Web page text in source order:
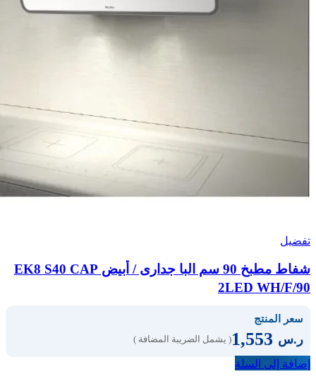
تفضيل
شفاط مطبخ 90 سم البا جدارى / أبيض EK8 S40 CAP
2LED WH/F/90
سعر المنتج
ر.س ( يشمل الضريبة المضافة )
إضافة إلى السلة